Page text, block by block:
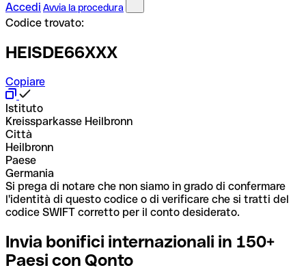
Accedi Avvia la procedura
Codice trovato:
HEISDE66XXX
Copiare
Istituto
Kreissparkasse Heilbronn
Città
Heilbronn
Paese
Germania
Si prega di notare che non siamo in grado di confermare
l'identità di questo codice o di verificare che si tratti del
codice SWIFT corretto per il conto desiderato.
Invia bonifici internazionali in 150+
Paesi con Qonto